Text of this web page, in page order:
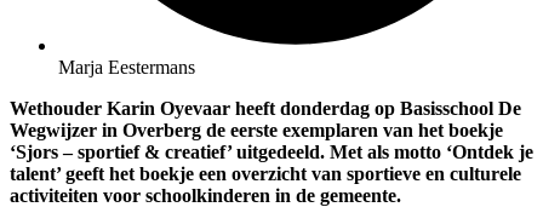
Marja Eestermans
Wethouder Karin Oyevaar heeft donderdag op Basisschool De
Wegwijzer in Overberg de eerste exemplaren van het boekje
‘Sjors – sportief & creatief’ uitgedeeld. Met als motto ‘Ontdek je
talent’ geeft het boekje een overzicht van sportieve en culturele
activiteiten voor schoolkinderen in de gemeente.